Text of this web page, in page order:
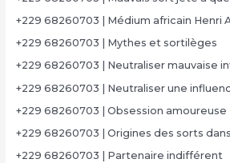
+229 68260703 | Médium africain Henri
+229 68260703 | Mythes et sortilèges
+229 68260703 | Neutraliser mauvaise
+229 68260703 | Neutraliser une
+229 68260703 | Obsession amoureuse
+229 68260703 | Origines des sorts
+229 68260703 | Partenaire indifférent